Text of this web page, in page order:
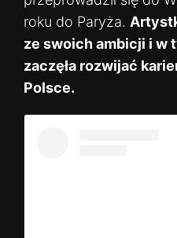
roku do Paryża.
ze swoich ambicji i w
zaczęła rozwijać
Polsce.